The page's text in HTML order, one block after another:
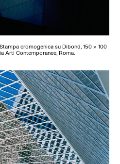
cromogenica su Dibond, 150 x 100
Arti Contemporanee, Roma.